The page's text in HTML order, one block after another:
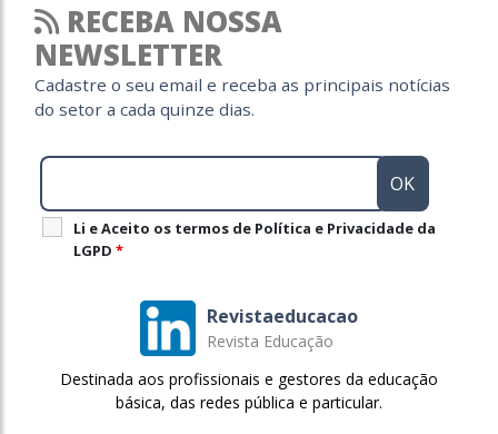
RECEBA NOSSA
NEWSLETTER
Cadastre o seu email e receba as principais notícias
do setor a cada quinze dias.
Li e Aceito os termos de Política e Privacidade da
LGPD *
Revistaeducacao
Revista Educação
Destinada aos profissionais e gestores da educação
básica, das redes pública e particular.